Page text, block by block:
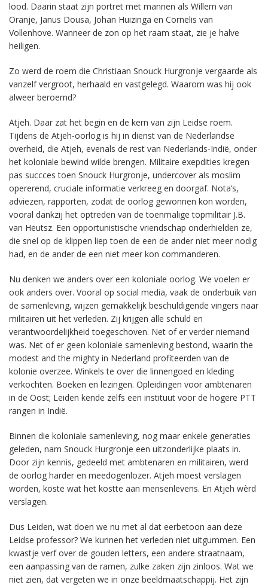
lood. Daarin staat zijn portret met mannen als Willem van
Oranje, Janus Dousa, Johan Huizinga en Cornelis van
Vollenhove. Wanneer de zon op het raam staat, zie je halve
heiligen.
Zo werd de roem die Christiaan Snouck Hurgronje vergaarde als
vanzelf vergroot, herhaald en vastgelegd. Waarom was hij ook
alweer beroemd?
Atjeh. Daar zat het begin en de kern van zijn Leidse roem.
Tijdens de Atjeh-oorlog is hij in dienst van de Nederlandse
overheid, die Atjeh, evenals de rest van Nederlands-Indië, onder
het koloniale bewind wilde brengen. Militaire exepdities kregen
pas succces toen Snouck Hurgronje, undercover als moslim
opererend, cruciale informatie verkreeg en doorgaf. Nota’s,
adviezen, rapporten, zodat de oorlog gewonnen kon worden,
vooral dankzij het optreden van de toenmalige topmilitair J.B.
van Heutsz. Een opportunistische vriendschap onderhielden ze,
die snel op de klippen liep toen de een de ander niet meer nodig
had, en de ander de een niet meer kon commanderen.
Nu denken we anders over een koloniale oorlog. We voelen er
ook anders over. Vooral op social media, vaak de onderbuik van
de samenleving, wijzen gemakkelijk beschuldigende vingers naar
militairen uit het verleden. Zij krijgen alle schuld en
verantwoordelijkheid toegeschoven. Net of er verder niemand
was. Net of er geen koloniale samenleving bestond, waarin the
modest and the mighty in Nederland profiteerden van de
kolonie overzee. Winkels te over die linnengoed en kleding
verkochten. Boeken en lezingen. Opleidingen voor ambtenaren
in de Oost; Leiden kende zelfs een instituut voor de hogere PTT
rangen in Indië.
Binnen die koloniale samenleving, nog maar enkele generaties
geleden, nam Snouck Hurgronje een uitzonderlijke plaats in.
Door zijn kennis, gedeeld met ambtenaren en militairen, werd
de oorlog harder en meedogenlozer. Atjeh moest verslagen
worden, koste wat het kostte aan mensenlevens. En Atjeh wèrd
verslagen.
Dus Leiden, wat doen we nu met al dat eerbetoon aan deze
Leidse professor? We kunnen het verleden niet uitgummen. Een
kwastje verf over de gouden letters, een andere straatnaam,
een aanpassing van de ramen, zulke zaken zijn zinloos. Wat we
niet zien, dat vergeten we in onze beeldmaatschappij. Het zijn